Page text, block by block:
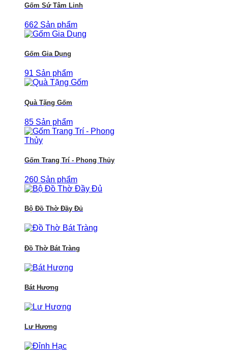
Gốm Sứ Tâm Linh
662 Sản phẩm
Gốm Gia Dụng
91 Sản phẩm
Quà Tặng Gốm
85 Sản phẩm
Gốm Trang Trí - Phong Thủy
260 Sản phẩm
Bộ Đồ Thờ Đầy Đủ
Đồ Thờ Bát Tràng
Bát Hương
Lư Hương